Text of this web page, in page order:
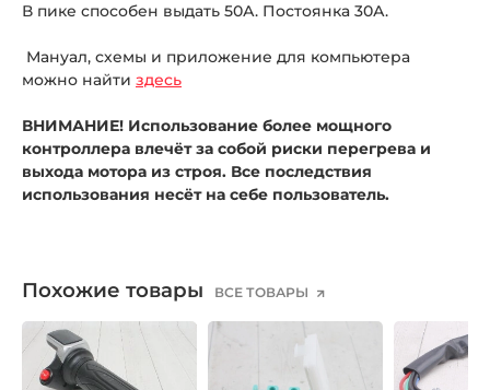
В пике способен выдать 50А. Постоянка 30А.
Мануал, схемы и приложение для компьютера
можно найти здесь
ВНИМАНИЕ! Использование более мощного
контроллера влечёт за собой риски перегрева и
выхода мотора из строя. Все последствия
использования несёт на себе пользователь.
Похожие товары ВСЕ ТОВАРЫ